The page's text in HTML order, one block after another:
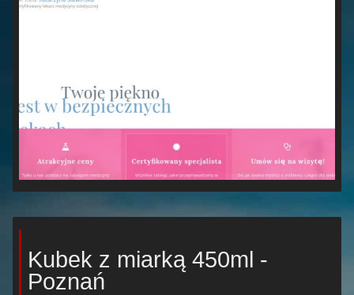
Kubek z miarką 450ml -
Poznań